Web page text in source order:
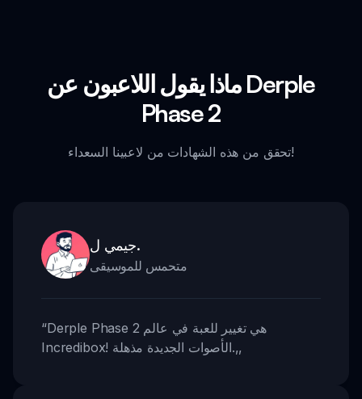
ماذا يقول اللاعبون عن Derple
Phase 2
تحقق من هذه الشهادات من لاعبينا السعداء!
جيمي ل.
متحمس للموسيقى
“Derple Phase 2 هي تغيير للعبة في عالم
Incredibox! الأصوات الجديدة مذهلة.,,